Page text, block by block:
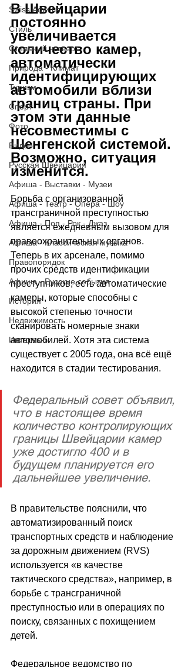
Swiss Афиша
Стиль
Стильный четверг
Природа - Климат
Туризм
Спорт
Фото
Видео
Русская Швейцария
Афиша - Выставки - Музеи
Афиша - Театр - Опера - Шоу
Афиша - Поп - Рок - Джаз
Афиша - Классическая музыка
Правопорядок
Афиша - Русские события
История
Недвижимость
Интервью
В Швейцарии
постоянно
увеличивается
количество камер,
автоматически
идентифицирующих
автомобили вблизи
границ страны. При
этом эти данные
несовместимы с
Шенгенской системой.
Возможно, ситуация
изменится.
Борьба с организованной
трансграничной преступностью
является ежедневным вызовом для
правоохранительных органов.
Теперь в их арсенале, помимо
прочих средств идентификации
преступников, есть автоматические
камеры, которые способны с
высокой степенью точности
сканировать номерные знаки
автомобилей. Хотя эта система
существует с 2005 года, она всё ещё
находится в стадии тестирования.
Федеральный совет объявил,
что в настоящее время
количество контролирующих
границы Швейцарии камер
уже достигло 400 и в
будущем планируется его
дальнейшее увеличение.
В правительстве пояснили, что
автоматизированный поиск
транспортных средств и наблюдение
за дорожным движением (RVS)
используется «в качестве
тактического средства», например, в
борьбе с трансграничной
преступностью или в операциях по
поиску, связанных с похищением
детей.
Федеральное ведомство по